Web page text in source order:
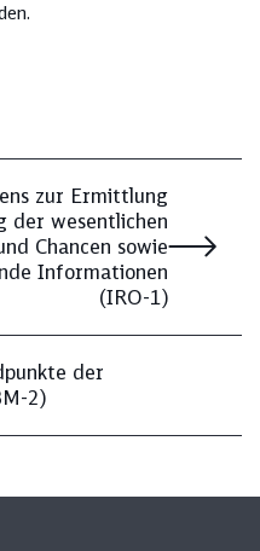
der
2)
zur Ermittlung
der wesentlichen
Chancen sowie
Informationen
(IRO-1)